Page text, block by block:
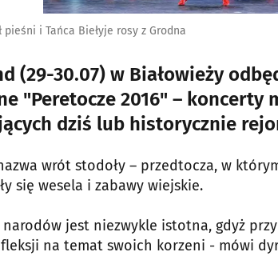
i Tańca Biełyje rosy z Grodna
(29-30.07) w Białowieży
"Peretocze 2016" –
dziś lub historycznie
wrót stodoły – przedtocza, w
się wesela i zabawy wiejskie.
jest niezwykle istotna, gdyż
na temat swoich korzeni - mówi